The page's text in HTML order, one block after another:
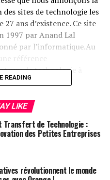
des sites de technologie les
ans d’existence. Ce site
1997 par Anand Lal
par l’informatique.Au
référence
de technologie à
a su s’imposer
dans le domaine
2014, après avoir décidé
pour rejoindre Apple,
tant que rédacteur en
READING
LIKE
Transfert de Technologie :
des Petites Entreprises
révolutionnent le monde